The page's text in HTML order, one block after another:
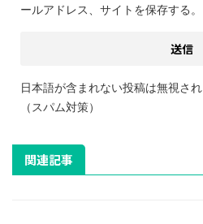
ールアドレス、サイトを保存する。
日本語が含まれない投稿は無視さ
（スパム対策）
関連記事